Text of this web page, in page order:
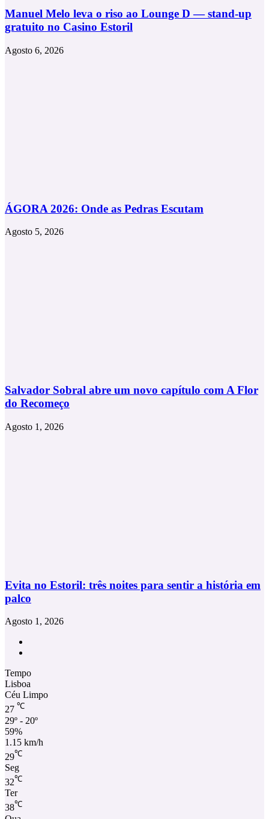
Manuel Melo leva o riso ao Lounge D — stand-up
gratuito no Casino Estoril
Agosto 6, 2026
ÁGORA 2026: Onde as Pedras Escutam
Agosto 5, 2026
Salvador Sobral abre um novo capítulo com A Flor
do Recomeço
Agosto 1, 2026
Evita no Estoril: três noites para sentir a história em
palco
Agosto 1, 2026
Tempo
Lisboa
Céu Limpo
27 ℃
29º - 20º
59%
1.15 km/h
29℃
Seg
32℃
Ter
38℃